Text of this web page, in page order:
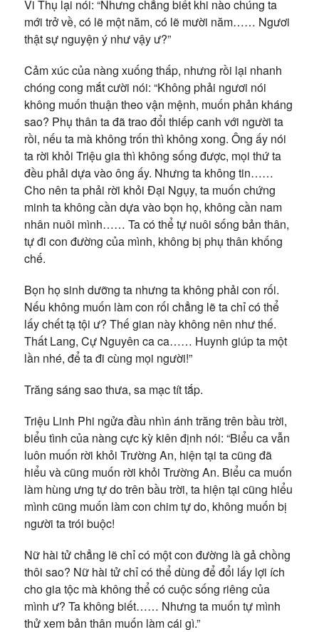
Vi Thụ lại nói: “Nhưng chẳng biết khi nào chúng ta
mới trở về, có lẽ một năm, có lẽ mười năm…… Ngươi
thật sự nguyện ý như vậy ư?”
Cảm xúc của nàng xuống thấp, nhưng rồi lại nhanh
chóng cong mắt cười nói: “Không phải ngươi nói
không muốn thuận theo vận mệnh, muốn phản kháng
sao? Phụ thân ta đã trao đổi thiếp canh với người ta
rồi, nếu ta mà không trốn thì không xong. Ông ấy nói
ta rời khỏi Triệu gia thì không sống được, mọi thứ ta
đều phải dựa vào ông ấy. Nhưng ta không tin……
Cho nên ta phải rời khỏi Đại Ngụy, ta muốn chứng
minh ta không cần dựa vào bọn họ, không cần nam
nhân nuôi mình…… Ta có thể tự nuôi sống bản thân,
tự đi con đường của mình, không bị phụ thân khống
chế.
Bọn họ sinh dưỡng ta nhưng ta không phải con rối.
Nếu không muốn làm con rối chẳng lẽ ta chỉ có thể
lấy chết tạ tội ư? Thế gian này không nên như thế.
Thất Lang, Cự Nguyên ca ca…… Huynh giúp ta một
lần nhé, để ta đi cùng mọi người!”
Trăng sáng sao thưa, sa mạc tít tắp.
Triệu Linh Phi ngửa đầu nhìn ánh trăng trên bầu trời,
biểu tình của nàng cực kỳ kiên định nói: “Biểu ca vẫn
luôn muốn rời khỏi Trường An, hiện tại ta cũng đã
hiểu và cũng muốn rời khỏi Trường An. Biểu ca muốn
làm hùng ưng tự do trên bầu trời, ta hiện tại cũng hiểu
mình cũng muốn làm con chim tự do, không muốn bị
người ta trói buộc!
Nữ hài tử chẳng lẽ chỉ có một con đường là gả chồng
thôi sao? Nữ hài tử chỉ có thể dùng để đổi lấy lợi ích
cho gia tộc mà không thể có cuộc sống riêng của
mình ư? Ta không biết…… Nhưng ta muốn tự mình
thử xem bản thân muốn làm cái gì.”